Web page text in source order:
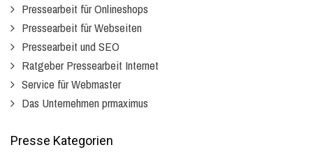
Pressearbeit für Onlineshops
Pressearbeit für Webseiten
Pressearbeit und SEO
Ratgeber Pressearbeit Internet
Service für Webmaster
Das Unternehmen prmaximus
Presse Kategorien